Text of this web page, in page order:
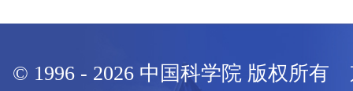
© 1996 - 2026 中国科学院 版权所有